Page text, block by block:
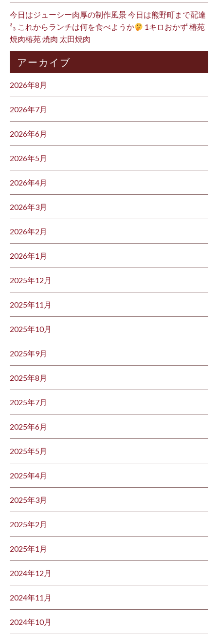
今日はジューシー肉厚の制作風景 今日は熊野町まで配達
³₃ これからランチは何を食べようか
1キロおかず 椿苑
焼肉椿苑 焼肉 太田焼肉
アーカイブ
2026年8月
2026年7月
2026年6月
2026年5月
2026年4月
2026年3月
2026年2月
2026年1月
2025年12月
2025年11月
2025年10月
2025年9月
2025年8月
2025年7月
2025年6月
2025年5月
2025年4月
2025年3月
2025年2月
2025年1月
2024年12月
2024年11月
2024年10月